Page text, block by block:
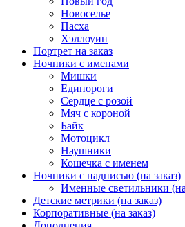
Новоселье
Пасха
Хэллоуин
Портрет на заказ
Ночники с именами
Мишки
Единороги
Сердце с розой
Мяч с короной
Байк
Мотоцикл
Наушники
Кошечка с именем
Ночники с надписью (на заказ)
Именные светильники (на
Детские метрики (на заказ)
Корпоративные (на заказ)